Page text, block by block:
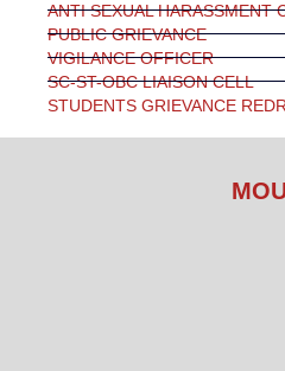
ANTI SEXUAL HARASSMENT
PUBLIC GRIEVANCE
VIGILANCE OFFICER
SC-ST-OBC LIAISON CELL
STUDENTS GRIEVANCE